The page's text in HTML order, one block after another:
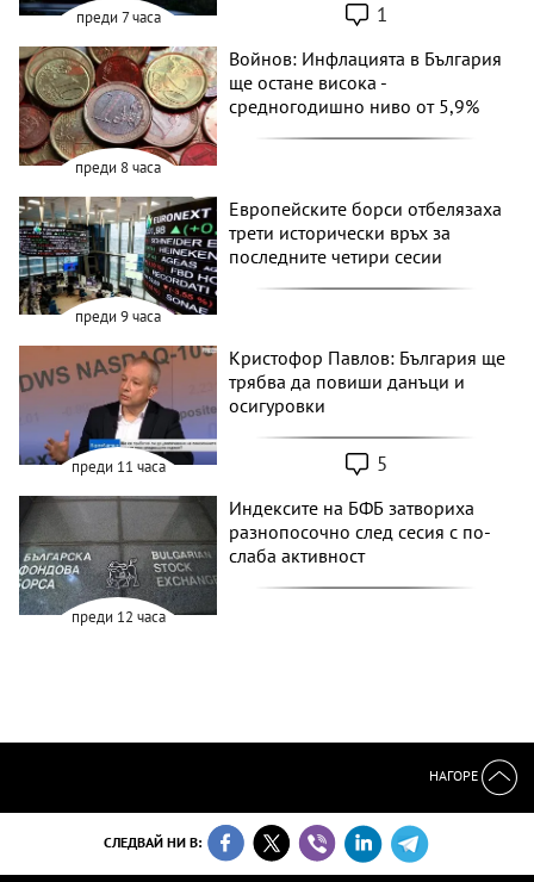
преди 7 часа 1
преди 8 часа
Войнов: Инфлацията в България
ще остане висока -
средногодишно ниво от 5,9%
преди 9 часа
Европейските борси отбелязаха
трети исторически връх за
последните четири сесии
преди 11 часа
Кристофор Павлов: България ще
трябва да повиши данъци и
осигуровки
5
преди 12 часа
Индексите на БФБ затвориха
разнопосочно след сесия с по-
слаба активност
НАГОРЕ
СЛЕДВАЙ НИ В: